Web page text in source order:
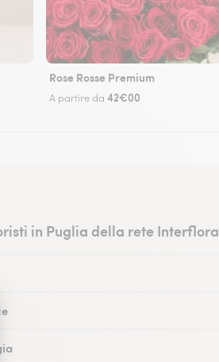
Rose Rosse Premium
A partire da 42€00
in Puglia della rete Interflora